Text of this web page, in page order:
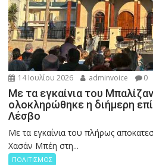
14 Ιουλίου 2026 adminvoice 0
Με τα εγκαίνια του
ολοκληρώθηκε η διήμερη
Λέσβο
Με τα εγκαίνια του πλήρως
Χασάν Μπέη στη...
ΠΟΛΙΤΙΣΜΟΣ